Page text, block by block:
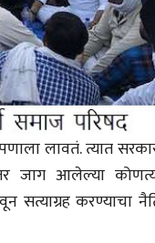
लावतं. त्यात
जाग आलेल्या
सत्याग्रह करण्याचा